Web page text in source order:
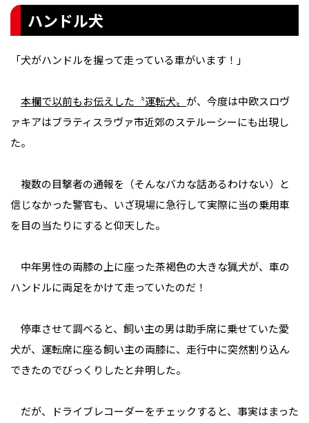
ハンドル犬
「犬がハンドルを握って走っている車がいます！」
本欄で以前もお伝えした〝運転犬〟 が、今度は中欧スロヴ
ァキアはブラティスラヴァ市近郊のステルーシーにも出現し
た。
複数の目撃者の通報を（そんなバカな話あるわけない）と
信じなかった警官も、いざ現場に急行して実際に当の乗用車
を目の当たりにすると仰天した。
中年男性の両膝の上に座った茶褐色の大きな猟犬が、車の
ハンドルに両足をかけて走っていたのだ！
停車させて調べると、飼い主の男は助手席に乗せていた愛
犬が、運転席に座る飼い主の両膝に、走行中に突然割り込ん
できたのでびっくりしたと弁明した。
だが、ドライブレコーダーをチェックすると、事実はまった